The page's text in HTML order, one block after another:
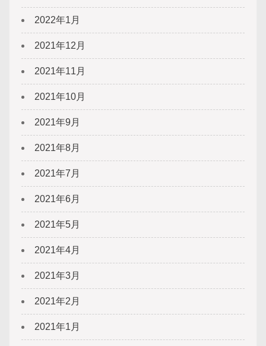
2022年1月
2021年12月
2021年11月
2021年10月
2021年9月
2021年8月
2021年7月
2021年6月
2021年5月
2021年4月
2021年3月
2021年2月
2021年1月